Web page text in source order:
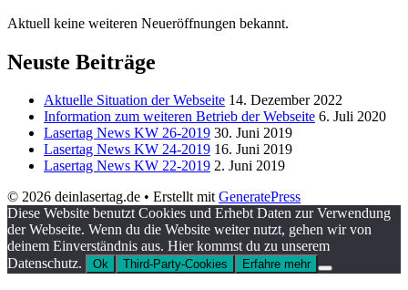
Aktuell keine weiteren Neueröffnungen bekannt.
Neuste Beiträge
Aktuelle Situation der Webseite 14. Dezember 2022
Information zum weiteren Betrieb der Webseite 6. Juli 2020
Lasertag News KW 26-2019 30. Juni 2019
Lasertag News KW 24-2019 16. Juni 2019
Lasertag News KW 22-2019 2. Juni 2019
© 2026 deinlasertag.de • Erstellt mitGeneratePress
Diese Website benutzt Cookies und Erhebt Daten zur Verwendung
der Webseite. Wenn du die Website weiter nutzt, gehen wir von
deinem Einverständnis aus. Hier kommst du zu unserem
Datenschutz.
Ok Third-Party-Cookies Erfahre mehr